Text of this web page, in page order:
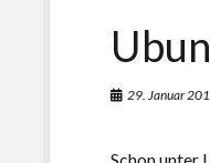
29. Januar